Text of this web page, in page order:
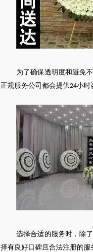
为了确保透明度和避免
正规服务公司都会提供24小时
选择合适的服务时，除
择有良好口碑且合法注册的服